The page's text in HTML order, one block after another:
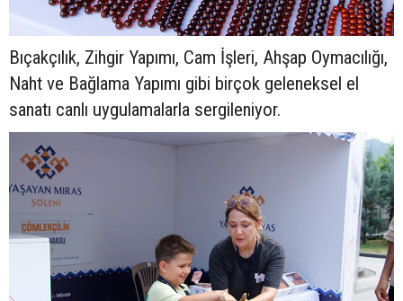
Bıçakçılık, Zihgir Yapımı, Cam İşleri, Ahşap Oymacılığı,
Naht ve Bağlama Yapımı gibi birçok geleneksel el
sanatı canlı uygulamalarla sergileniyor.